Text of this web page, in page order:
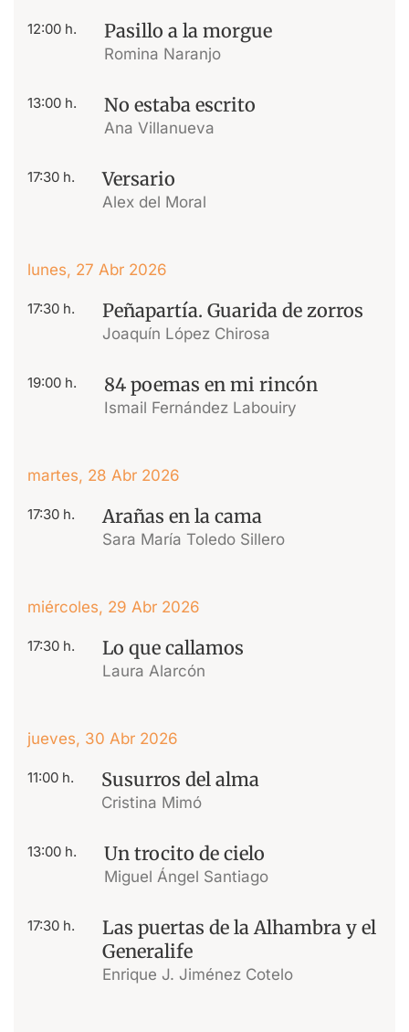
12:00 h. Pasillo a la morgue
Romina Naranjo
13:00 h. No estaba escrito
Ana Villanueva
17:30 h. Versario
Alex del Moral
lunes, 27 Abr 2026
17:30 h. Peñapartía. Guarida de zorros
Joaquín López Chirosa
19:00 h. 84 poemas en mi rincón
Ismail Fernández Labouiry
martes, 28 Abr 2026
17:30 h. Arañas en la cama
Sara María Toledo Sillero
miércoles, 29 Abr 2026
17:30 h. Lo que callamos
Laura Alarcón
jueves, 30 Abr 2026
11:00 h. Susurros del alma
Cristina Mimó
13:00 h. Un trocito de cielo
Miguel Ángel Santiago
17:30 h.
Las puertas de la Alhambra y el
Generalife
Enrique J. Jiménez Cotelo